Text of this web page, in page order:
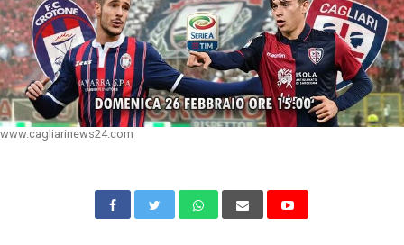
www.cagliarinews24.com